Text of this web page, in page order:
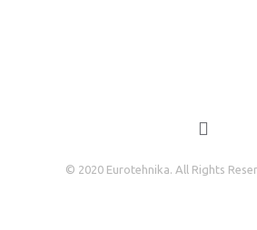
© 2020 Eurotehnika. All Rights